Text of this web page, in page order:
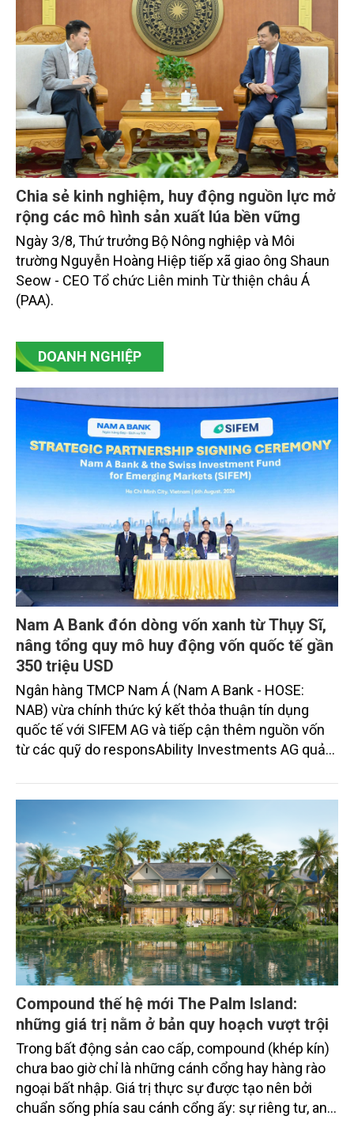
Chia sẻ kinh nghiệm, huy động nguồn lực mở
rộng các mô hình sản xuất lúa bền vững
Ngày 3/8, Thứ trưởng Bộ Nông nghiệp và Môi
trường Nguyễn Hoàng Hiệp tiếp xã giao ông Shaun
Seow - CEO Tổ chức Liên minh Từ thiện châu Á
(PAA).
DOANH NGHIỆP
Nam A Bank đón dòng vốn xanh từ Thụy Sĩ,
nâng tổng quy mô huy động vốn quốc tế gần
350 triệu USD
Ngân hàng TMCP Nam Á (Nam A Bank - HOSE:
NAB) vừa chính thức ký kết thỏa thuận tín dụng
quốc tế với SIFEM AG và tiếp cận thêm nguồn vốn
từ các quỹ do responsAbility Investments AG quản
thu hút thành công từ đầu năm đến nay lên gần 350
Compound thế hệ mới The Palm Island:
những giá trị nằm ở bản quy hoạch vượt trội
Trong bất động sản cao cấp, compound (khép kín)
chưa bao giờ chỉ là những cánh cổng hay hàng rào
ngoại bất nhập. Giá trị thực sự được tạo nên bởi
chuẩn sống phía sau cánh cổng ấy: sự riêng tư, an